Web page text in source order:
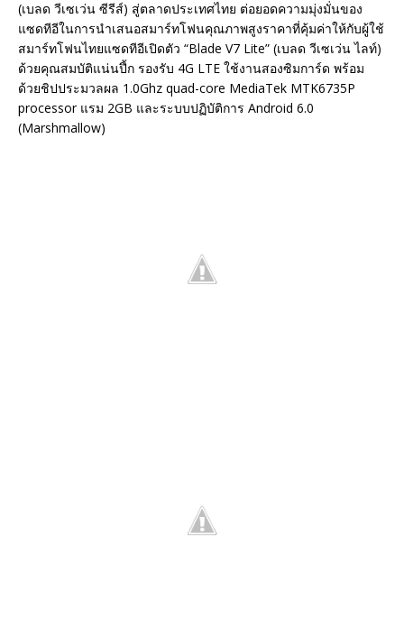
(เบลด วีเซเว่น ซีรีส์) สู่ตลาดประเทศไทย ต่อยอดความมุ่งมั่นของ
แซดทีอีในการนำเสนอสมาร์ทโฟนคุณภาพสูงราคาที่คุ้มค่าให้กับผู้ใช้
สมาร์ทโฟนไทยแซดทีอีเปิดตัว “Blade V7 Lite” (เบลด วีเซเว่น ไลท์)
ด้วยคุณสมบัติแน่นปึ้ก รองรับ 4G LTE ใช้งานสองซิมการ์ด พร้อม
ด้วยชิปประมวลผล 1.0Ghz quad-core MediaTek MTK6735P
processor แรม 2GB และระบบปฏิบัติการ Android 6.0
(Marshmallow)